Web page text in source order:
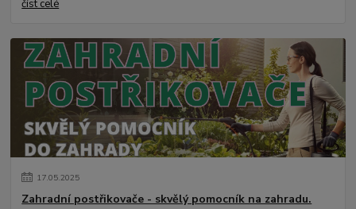
číst celé
17.05.2025
Zahradní postřikovače - skvělý pomocník na zahradu.